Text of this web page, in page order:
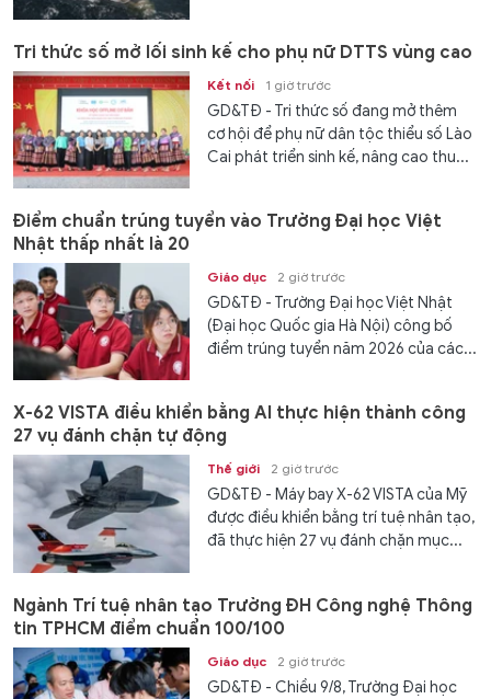
Tri thức số mở lối sinh kế cho phụ nữ DTTS vùng cao
Kết nối 1 giờ trước
GD&TĐ - Tri thức số đang mở thêm
cơ hội để phụ nữ dân tộc thiểu số Lào
Cai phát triển sinh kế, nâng cao thu...
Điểm chuẩn trúng tuyển vào Trường Đại học Việt
Nhật thấp nhất là 20
Giáo dục 2 giờ trước
GD&TĐ - Trường Đại học Việt Nhật
(Đại học Quốc gia Hà Nội) công bố
điểm trúng tuyển năm 2026 của các...
X-62 VISTA điều khiển bằng AI thực hiện thành công
27 vụ đánh chặn tự động
Thế giới 2 giờ trước
GD&TĐ - Máy bay X-62 VISTA của Mỹ
được điều khiển bằng trí tuệ nhân tạo,
đã thực hiện 27 vụ đánh chặn mục...
Ngành Trí tuệ nhân tạo Trường ĐH Công nghệ Thông
tin TPHCM điểm chuẩn 100/100
Giáo dục 2 giờ trước
GD&TĐ - Chiều 9/8, Trường Đại học